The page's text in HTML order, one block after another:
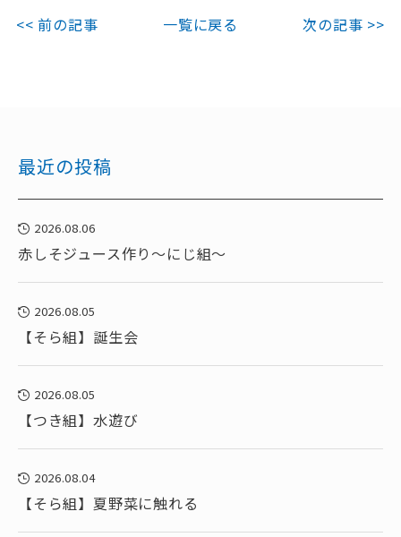
<< 前の記事 一覧に戻る 次の記事 >>
最近の投稿
2026.08.06
赤しそジュース作り～にじ組～
2026.08.05
【そら組】誕生会
2026.08.05
【つき組】水遊び
2026.08.04
【そら組】夏野菜に触れる